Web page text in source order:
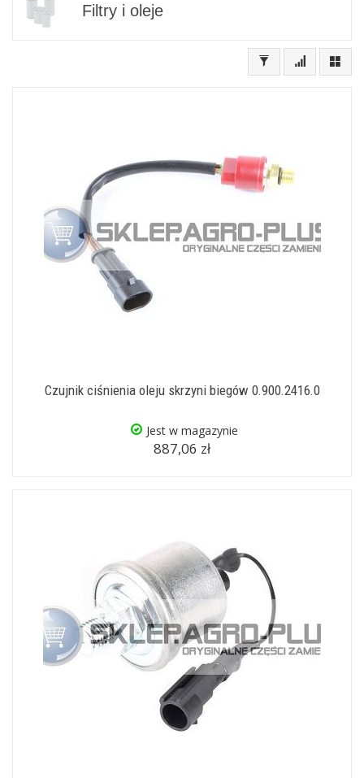
Filtry i oleje
Czujnik ciśnienia oleju skrzyni biegów 0.900.2416.0
Jest w magazynie
887,06 zł